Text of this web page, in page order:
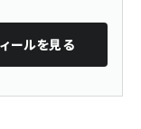
ールを見る